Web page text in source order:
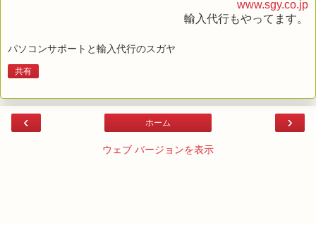
www.sgy.co.jp
輸入代行もやってます。
パソコンサポートと輸入代行のスガヤ
共有
‹ ›
ホーム
ウェブ バージョンを表示